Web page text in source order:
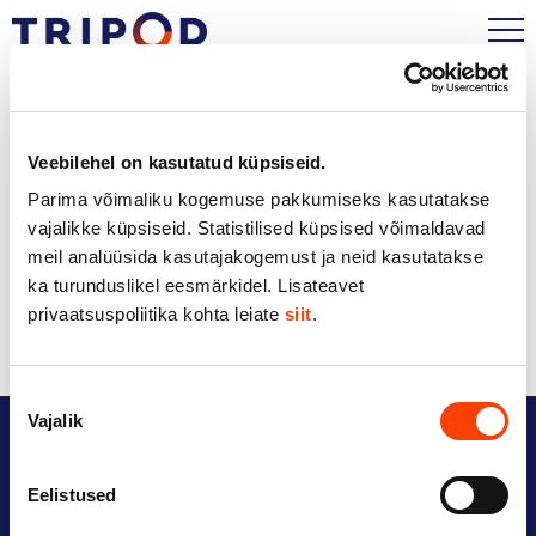
Veebilehel on kasutatud küpsiseid.
Parima võimaliku kogemuse pakkumiseks kasutatakse
vajalikke küpsiseid. Statistilised küpsised võimaldavad
meil analüüsida kasutajakogemust ja neid kasutatakse
ka turunduslikel eesmärkidel. Lisateavet
privaatsuspoliitika kohta leiate siit.
Nõusoleku
valik
Vajalik
Eelistused